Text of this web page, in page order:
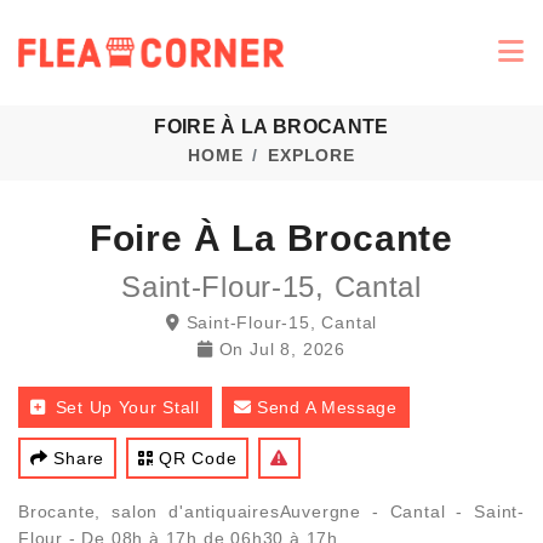
FOIRE À LA BROCANTE
HOME EXPLORE
Foire À La Brocante
Saint-Flour-15, Cantal
Saint-Flour-15, Cantal
On Jul 8, 2026
Set Up Your Stall Send A Message
Share QR Code
Brocante, salon d'antiquairesAuvergne - Cantal - Saint-
Flour - De 08h à 17h de 06h30 à 17h